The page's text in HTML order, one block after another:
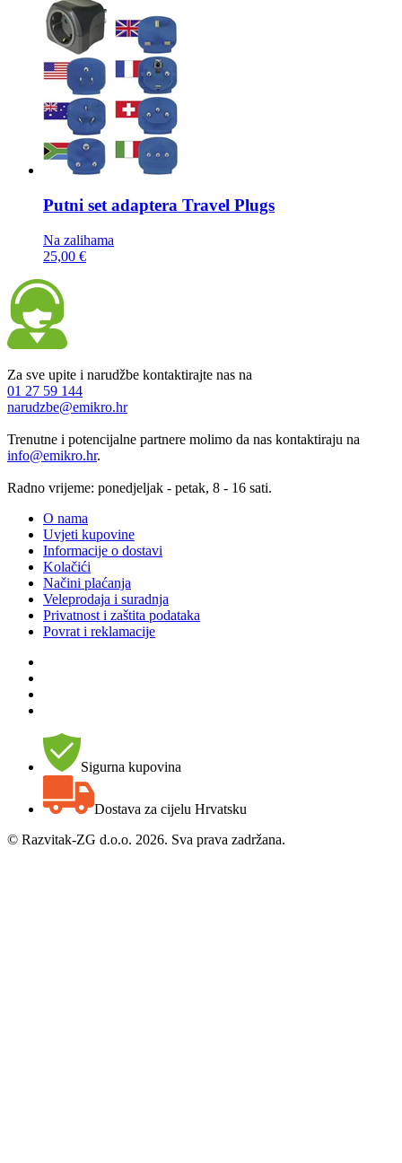
Putni set adaptera Travel Plugs
Na zalihama
25,00 €
Za sve upite i narudžbe kontaktirajte nas na
01 27 59 144
narudzbe@emikro.hr
Trenutne i potencijalne partnere molimo da nas kontaktiraju na
info@emikro.hr.
Radno vrijeme: ponedjeljak - petak, 8 - 16 sati.
O nama
Uvjeti kupovine
Informacije o dostavi
Kolačići
Načini plaćanja
Veleprodaja i suradnja
Privatnost i zaštita podataka
Povrat i reklamacije
Sigurna kupovina
Dostava za cijelu Hrvatsku
© Razvitak-ZG d.o.o. 2026. Sva prava zadržana.